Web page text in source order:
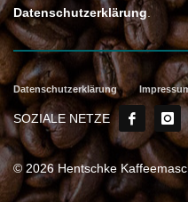
Datenschutzerklärung.
Datenschutzerklärung
SOZIALE NETZE
© 2026 Hentschke